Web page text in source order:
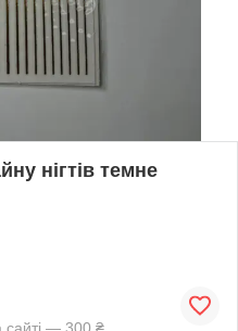
нігтів темне
сайті — 300 ₴